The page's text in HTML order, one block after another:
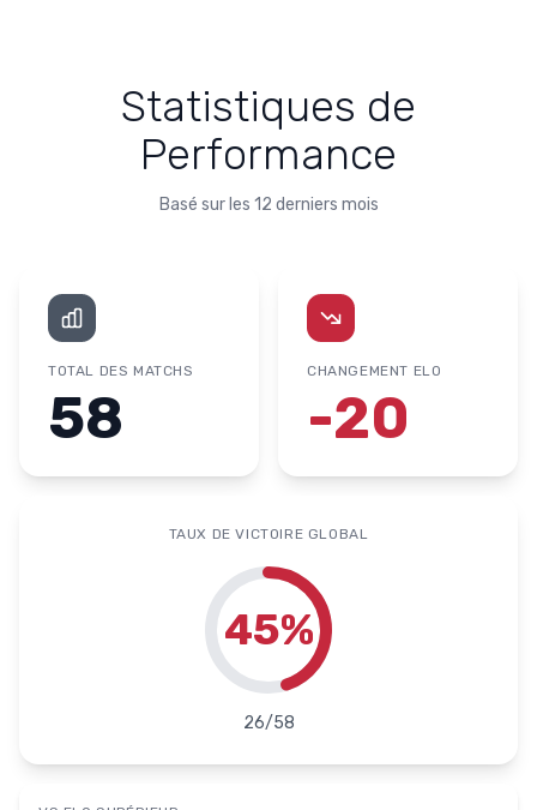
Statistiques de
Performance
Basé sur les 12 derniers mois
TOTAL DES MATCHS
58
CHANGEMENT ELO
-20
TAUX DE VICTOIRE GLOBAL
45%
26/58